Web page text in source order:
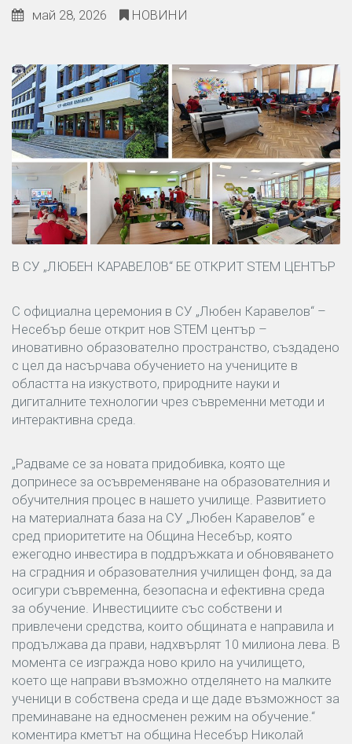
май 28, 2026 НОВИНИ
В СУ „ЛЮБЕН КАРАВЕЛОВ“ БЕ ОТКРИТ STEM ЦЕНТЪР
С официална церемония в СУ „Любен Каравелов“ –
Несебър беше открит нов STEM център –
иновативно образователно пространство, създадено
с цел да насърчава обучението на учениците в
областта на изкуството, природните науки и
дигиталните технологии чрез съвременни методи и
интерактивна среда.
„Радваме се за новата придобивка, която ще
допринесе за осъвременяване на образователния и
обучителния процес в нашето училище. Развитието
на материалната база на СУ „Любен Каравелов“ е
сред приоритетите на Община Несебър, която
ежегодно инвестира в поддръжката и обновяването
на сградния и образователния училищен фонд, за да
осигури съвременна, безопасна и ефективна среда
за обучение. Инвестициите със собствени и
привлечени средства, които общината е направила и
продължава да прави, надхвърлят 10 милиона лева. В
момента се изгражда ново крило на училището,
което ще направи възможно отделянето на малките
ученици в собствена среда и ще даде възможност за
преминаване на едносменен режим на обучение.“
коментира кметът на община Несебър Николай